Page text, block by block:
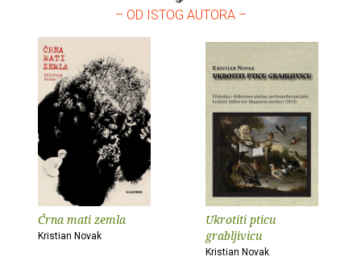
– OD ISTOG AUTORA –
Črna mati zemla
Kristian Novak
Ukrotiti pticu
grabljivicu
Kristian Novak